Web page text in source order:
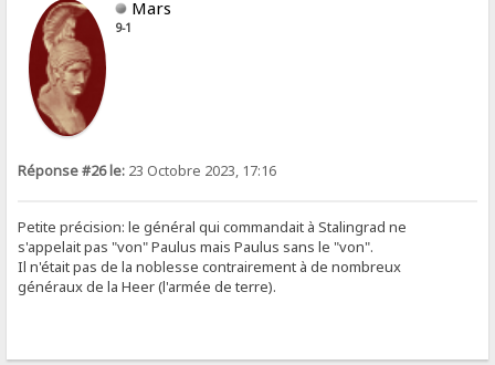
Mars
9-1
Réponse #26 le: 23 Octobre 2023, 17:16
Petite précision: le général qui commandait à Stalingrad ne
s'appelait pas "von" Paulus mais Paulus sans le "von".
Il n'était pas de la noblesse contrairement à de nombreux
généraux de la Heer (l'armée de terre).